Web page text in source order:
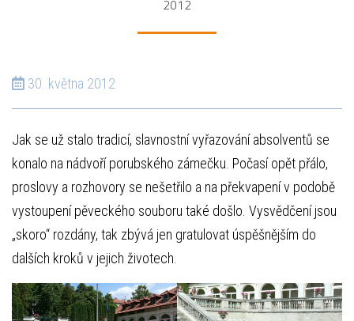
2012
30. května 2012
Jak se už stalo tradicí, slavnostní vyřazování absolventů se
konalo na nádvoří porubského zámečku. Počasí opět přálo,
proslovy a rozhovory se nešetřilo a na překvapení v podobě
vystoupení pěveckého souboru také došlo. Vysvědčení jsou
„skoro“ rozdány, tak zbývá jen gratulovat úspěšnějším do
dalších kroků v jejich životech.